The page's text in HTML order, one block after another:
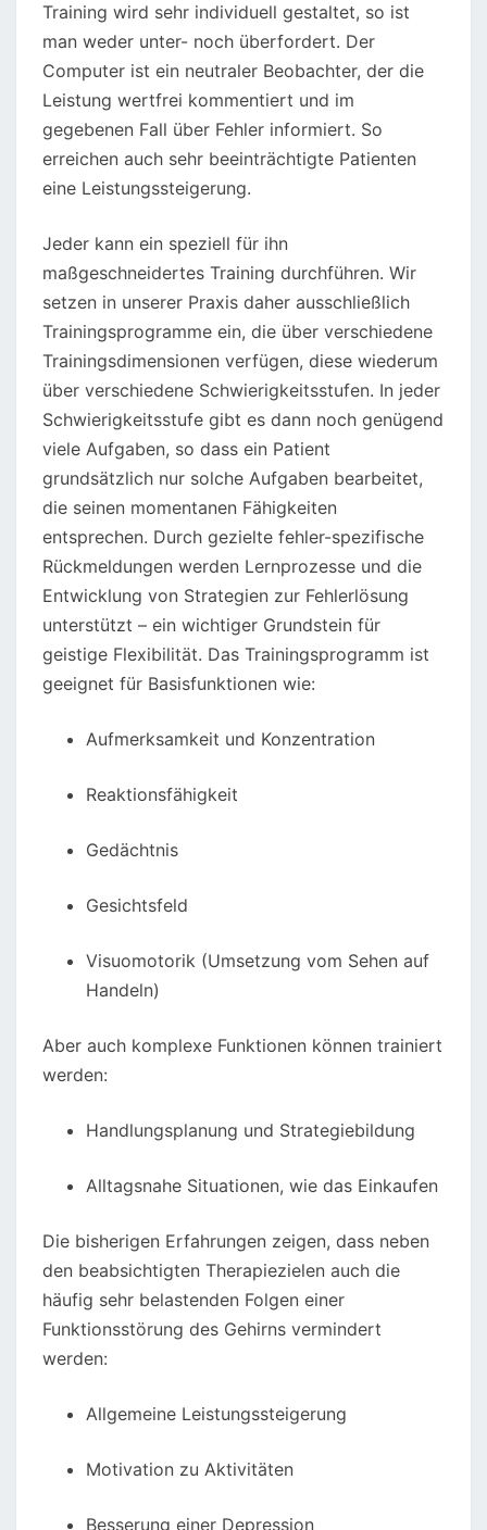
Training wird sehr individuell gestaltet, so ist
man weder unter- noch überfordert. Der
Computer ist ein neutraler Beobachter, der die
Leistung wertfrei kommentiert und im
gegebenen Fall über Fehler informiert. So
erreichen auch sehr beeinträchtigte Patienten
eine Leistungssteigerung.
Jeder kann ein speziell für ihn
maßgeschneidertes Training durchführen. Wir
setzen in unserer Praxis daher ausschließlich
Trainingsprogramme ein, die über verschiedene
Trainingsdimensionen verfügen, diese wiederum
über verschiedene Schwierigkeitsstufen. In jeder
Schwierigkeitsstufe gibt es dann noch genügend
viele Aufgaben, so dass ein Patient
grundsätzlich nur solche Aufgaben bearbeitet,
die seinen momentanen Fähigkeiten
entsprechen. Durch gezielte fehler-spezifische
Rückmeldungen werden Lernprozesse und die
Entwicklung von Strategien zur Fehlerlösung
unterstützt – ein wichtiger Grundstein für
geistige Flexibilität. Das Trainingsprogramm ist
geeignet für Basisfunktionen wie:
Aufmerksamkeit und Konzentration
Reaktionsfähigkeit
Gedächtnis
Gesichtsfeld
Visuomotorik (Umsetzung vom Sehen auf
Handeln)
Aber auch komplexe Funktionen können trainiert
werden:
Handlungsplanung und Strategiebildung
Alltagsnahe Situationen, wie das Einkaufen
Die bisherigen Erfahrungen zeigen, dass neben
den beabsichtigten Therapiezielen auch die
häufig sehr belastenden Folgen einer
Funktionsstörung des Gehirns vermindert
werden:
Allgemeine Leistungssteigerung
Motivation zu Aktivitäten
Besserung einer Depression